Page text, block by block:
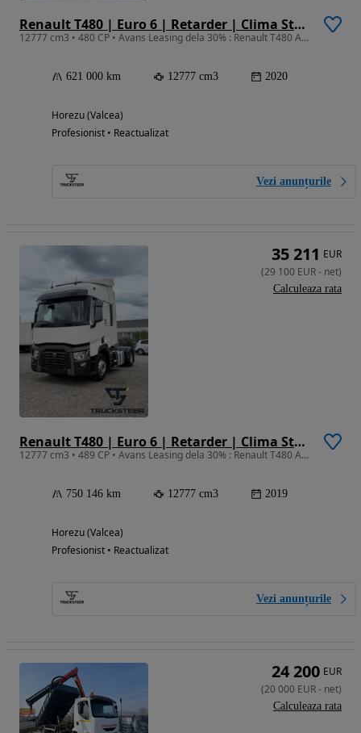
Renault T480 | Euro 6 | Retarder | Clima Stationare | Istoric Complet
12777 cm3 • 480 CP • Avans Leasing dela 30% : Renault T480 ABS/EBS Full Asist 04/2020
621 000 km 12777 cm3 2020
Horezu (Valcea)
Profesionist • Reactualizat
Vezi anunțurile
Renault T480 | Euro 6 | Retarder | Clima Stationare | Istoric Complet
12777 cm3 • 489 CP • Avans Leasing dela 30% : Renault T480 ABS/EBS Full Asist 03/2019
750 146 km 12777 cm3 2019
Horezu (Valcea)
Profesionist • Reactualizat
Vezi anunțurile
35 211 EUR
(29 100 EUR- net)
Calculeaza rata
24 200 EUR
(20 000 EUR- net)
Calculeaza rata